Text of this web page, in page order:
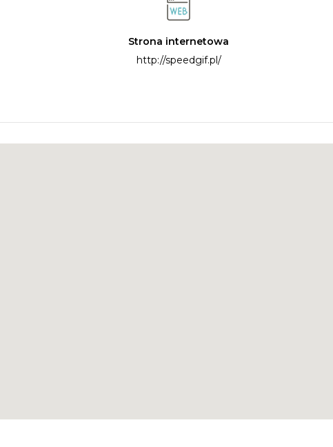
Strona internetowa
http://speedgif.pl/